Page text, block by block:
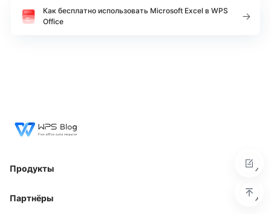
Как бесплатно использовать Microsoft Excel в WPS
Office
Продукты
Партнёры